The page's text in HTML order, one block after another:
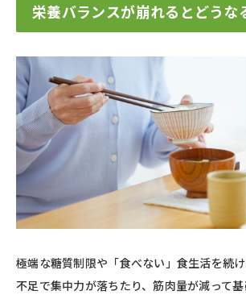
栄養バランスが崩れるとどうな
極端な糖質制限や「食べない」食生活を続
不足で集中力が落ちたり、筋肉量が減って